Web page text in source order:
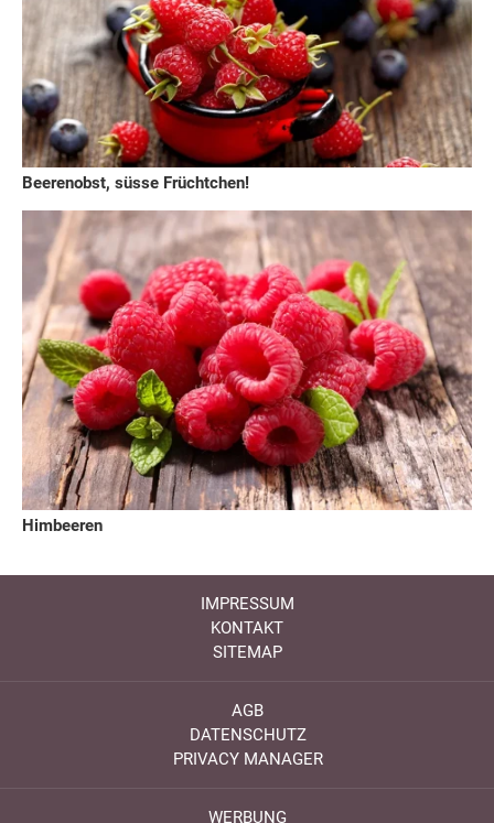
Beerenobst, süsse Früchtchen!
Himbeeren
IMPRESSUM
KONTAKT
SITEMAP
AGB
DATENSCHUTZ
PRIVACY MANAGER
WERBUNG